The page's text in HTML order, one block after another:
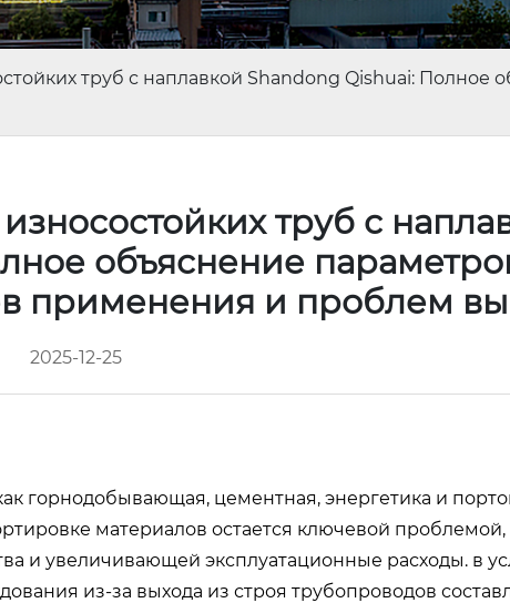
труб с наплавкой Shandong Qishuai:
труб с
объяснение
применения и проблем
2025-12-25
горнодобывающая, цементная, энергетика и
материалов остается ключевой проблемой,
и увеличивающей эксплуатационные расходы. в
из-за выхода из строя трубопроводов